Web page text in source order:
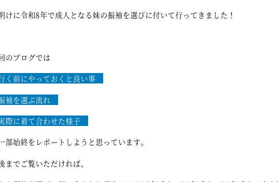
けに令和8年で成人となる妹の振袖を選びに付いて行ってきました！
のブログでは
く前にやっておくと良い事
袖を選ぶ流れ
際に着て合わせた様子
部始終をレポートしようと思っています。
までご覧いただければ、